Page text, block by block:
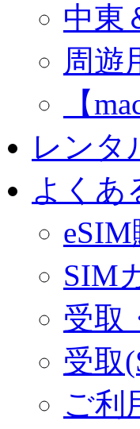
中東
周遊
【
レンタ
よくあ
SIM
受取
受取
ご利